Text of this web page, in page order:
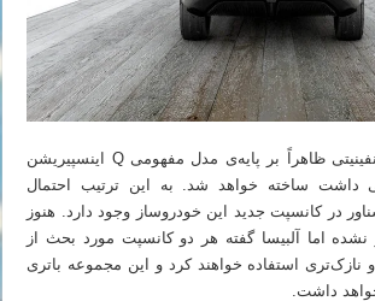
جدیدترین کانسپت اینفینیتی ظاهراً بر پایه‌ی مدل مفهومی Q اینسپیریشن
داشت ساخته خواهد شد. به این ترتیب احتمال
در کانسپت جدید این خودروساز وجود دارد. هنوز
نشده اما آلبیسا گفته هر دو کانسپت مورد بحث از
نازک‌تری استفاده خواهند کرد و این مجموعه باتری
داشت.